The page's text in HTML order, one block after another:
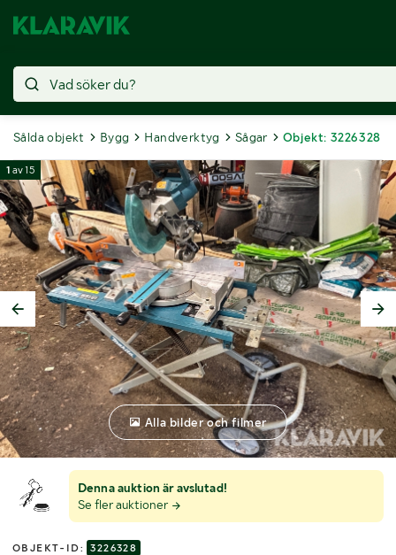
Sålda objekt Bygg Handverktyg Sågar Objekt: 3226328
Denna auktion är avslutad!
Se fler auktioner
OBJEKT-ID: 3226328
1 av15
Alla bilder och filmer